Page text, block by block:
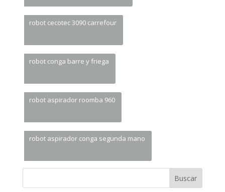
robot cecotec 3090 carrefour
robot conga barre y friega
robot aspirador roomba 960
robot aspirador conga segunda mano
Buscar